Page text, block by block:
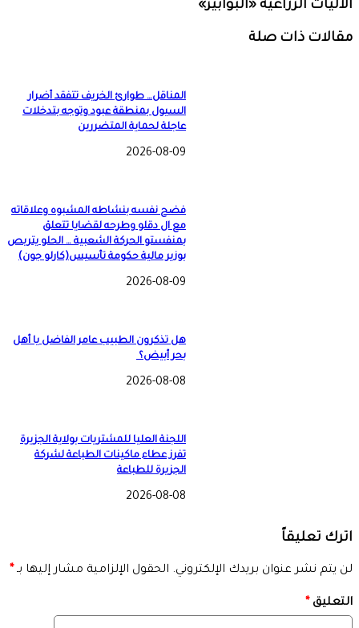
الآليات الزراعية «البوابير»
مقالات ذات صلة
المناقل… طوارئ الخريف تتفقد أضرار
السيول بمنطقة عبود وتوجه بتدخلات
عاجلة لحماية المتضررين
2026-08-09
فضح نفسه بنشاطه المشبوه وعلاقاته
مع ال دقلو وطرحه لقضايا تتعلق
بمنفستو الحركة الشعبية … الحلو يتربص
بوزير مالية حكومة تأسيس(كارلو جون)
2026-08-09
هل تذكرون الطبيب عامر الفاضل يا أهل
بحر أبيض؟
2026-08-08
اللجنة العليا للمشتريات بولاية الجزيرة
تفرز عطاء ماكينات الطباعة لشركة
الجزيرة للطباعة
2026-08-08
اترك تعليقاً
لن يتم نشر عنوان بريدك الإلكتروني. الحقول الإلزامية مشار إليها بـ *
التعليق *